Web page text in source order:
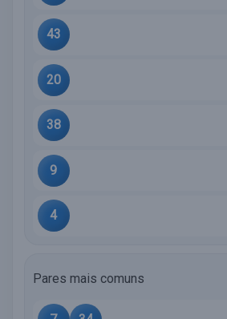
43
20
38
9
4
Pares mais comuns